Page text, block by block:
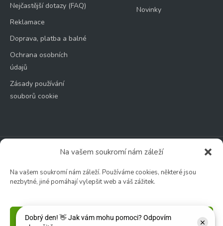
Na vašem soukromí nám záleží
Na vašem soukromí nám záleží. Používáme cookies, některé jsou
nezbytné, jiné pomáhají vylepšit web a váš zážitek.
Příjmout
Nejčastější dotazy (FAQ)
Reklamace
Doprava, platba a balné
Ochrana osobních
údajů
Zásady používání
souborů cookie
Novinky
Zahradní centrum
🕑 Po – Čt: 9:00 – 17:00
🕑 Pá – So: 9:00 – 18:00
Květinářství